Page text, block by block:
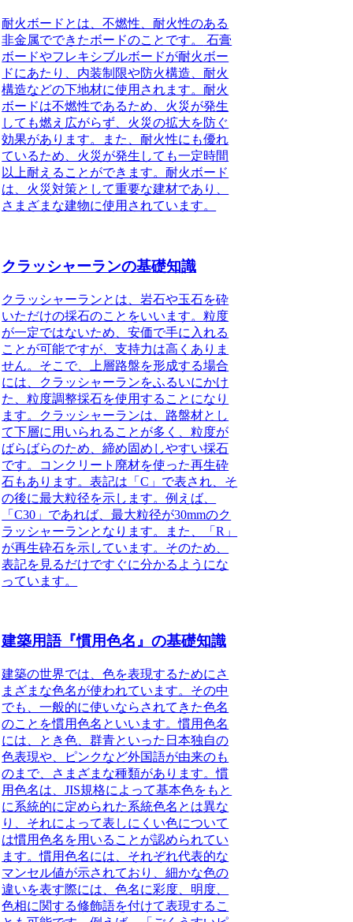
耐火ボードとは、不燃性、耐火性のある
非金属でできたボードのことです。
石膏
ボードやフレキシブルボードが耐火ボー
ドにあたり、内装制限や防火構造、耐火
構造などの下地材に使用されます。耐火
ボードは不燃性であるため、火災が発生
しても燃え広がらず、火災の拡大を防ぐ
効果があります。また、耐火性にも優れ
ているため、火災が発生しても一定時間
以上耐えることができます。耐火ボード
は、火災対策として重要な建材であり、
さまざまな建物に使用されています。
クラッシャーランの基礎知識
クラッシャーランとは、岩石や玉石を砕
いただけの採石のことをいいます。粒度
が一定ではないため、安価で手に入れる
ことが可能ですが、支持力は高くありま
せん。そこで、上層路盤を形成する場合
には、クラッシャーランをふるいにかけ
た、粒度調整採石を使用することになり
ます。クラッシャーランは、路盤材とし
て下層に用いられることが多く、粒度が
ばらばらのため、締め固めしやすい採石
です。コンクリート廃材を使った再生砕
石もあります。表記は「C」で表され、そ
の後に最大粒径を示します。例えば、
「C30」であれば、最大粒径が30mmのク
ラッシャーランとなります。また、「R」
が再生砕石を示しています。そのため、
表記を見るだけですぐに分かるようにな
っています。
建築用語『慣用色名』の基礎知識
建築の世界では、色を表現するためにさ
まざまな色名が使われています。その中
でも、一般的に使いならされてきた色名
のことを慣用色名といいます。慣用色名
には、とき色、群青といった日本独自の
色表現や、ピンクなど外国語が由来のも
のまで、さまざまな種類があります。慣
用色名は、JIS規格によって基本色をもと
に系統的に定められた系統色名とは異な
り、それによって表しにくい色について
は慣用色名を用いることが認められてい
ます。慣用色名には、それぞれ代表的な
マンセル値が示されており、細かな色の
違いを表す際には、色名に彩度、明度、
色相に関する修飾語を付けて表現するこ